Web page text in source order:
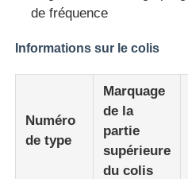
Système SOC sur puce
Détecteur thermique
de fréquence
Informations sur le colis
Numéro
de type
Marquage
de la
partie
supérieure
du colis